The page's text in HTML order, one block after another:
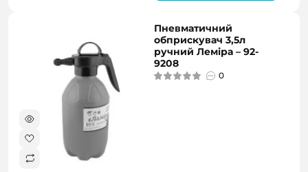
Пневматичний
обприскувач 3,5л
ручний Леміра – 92-
9208
0